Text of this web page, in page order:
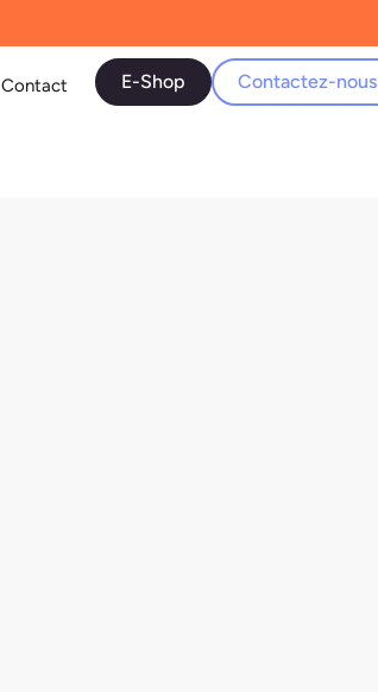
Contact E-Shop Contactez-nous